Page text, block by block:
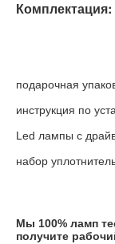
Комплектация:
подарочная
инструкция по
Led лампы с
набор
Мы 100% ламп
получите